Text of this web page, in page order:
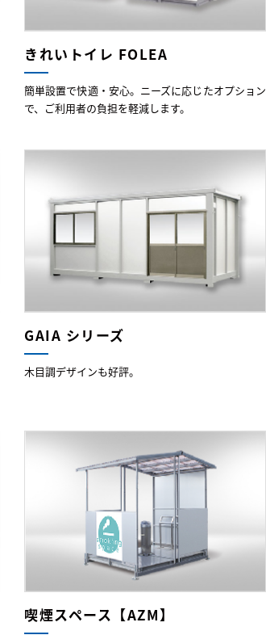
きれいトイレ FOLEA
簡単設置で快適・安心。ニーズに応じたオプション
で、ご利用者の負担を軽減します。
GAIA シリーズ
木目調デザインも好評。
喫煙スペース【AZM】